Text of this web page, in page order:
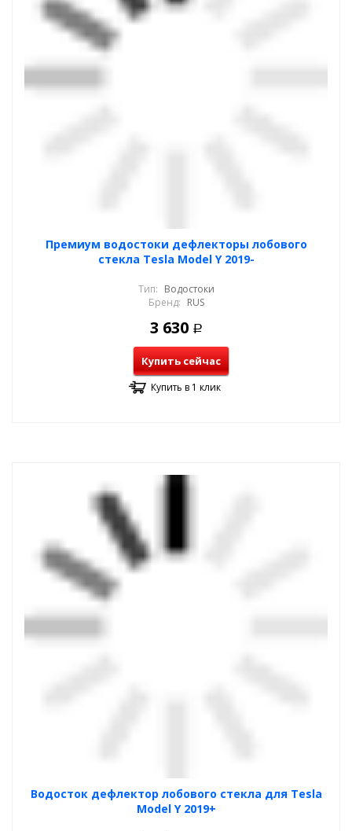
Премиум водостоки дефлекторы лобового
стекла Tesla Model Y 2019-
Тип: Водостоки
Бренд: RUS
3 630 Р
Купить сейчас
Купить в 1 клик
Водосток дефлектор лобового стекла для Tesla
Model Y 2019+